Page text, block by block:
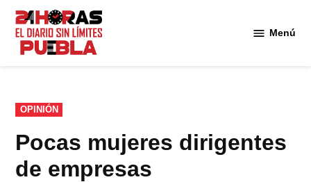
Saltar
contenido
Menú
PUBLICADO
EN
OPINIÓN
Pocas mujeres dirigentes
de empresas